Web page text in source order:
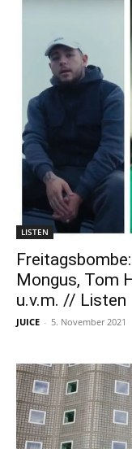
LISTEN
Mongus, Tom
u.v.m. // Listen
JUICE - 5. November 2021